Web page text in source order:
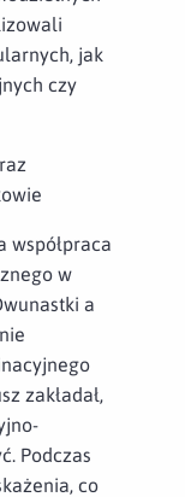
jak
czy
współpraca
w
a
zakładał,
Podczas
co